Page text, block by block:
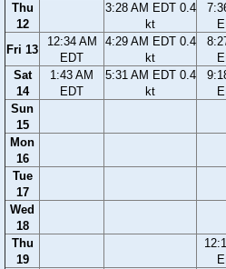
Thu
12
3:28 AM EDT 0.4
kt
Fri 13
12:34 AM
EDT
4:29 AM EDT 0.4
kt
Sat
14
1:43 AM
EDT
5:31 AM EDT 0.4
kt
Sun
15
Mon
16
Tue
17
Wed
18
Thu
19